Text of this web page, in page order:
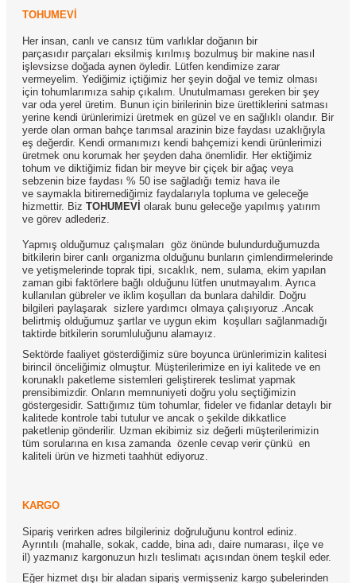
TOHUMEVİ
Her insan, canlı ve cansız tüm varlıklar doğanın bir
parçasıdır parçaları eksilmiş kırılmış bozulmuş bir makine nasıl
işlevsizse doğada aynen öyledir. Lütfen kendimize zarar
vermeyelim. Yediğimiz içtiğimiz her şeyin doğal ve temiz olması
için tohumlarımıza sahip çıkalım. Unutulmaması gereken bir şey
var oda yerel üretim. Bunun için birilerinin bize ürettiklerini satması
yerine kendi ürünlerimizi üretmek en güzel ve en sağlıklı olandır. Bir
yerde olan orman bahçe tarımsal arazinin bize faydası uzaklığıyla
eş değerdir. Kendi ormanımızı kendi bahçemizi kendi ürünlerimizi
üretmek onu korumak her şeyden daha önemlidir. Her ektiğimiz
tohum ve diktiğimiz fidan bir meyve bir çiçek bir ağaç veya
sebzenin bize faydası % 50 ise sağladığı temiz hava ile
ve saymakla bitiremediğimiz faydalarıyla topluma ve geleceğe
hizmettir. Biz TOHUMEVİ olarak bunu geleceğe yapılmış yatırım
ve görev adlederiz.
Yapmış olduğumuz çalışmaları göz önünde bulundurduğumuzda
bitkilerin birer canlı organizma olduğunu bunların çimlendirmelerinde
ve yetişmelerinde toprak tipi, sıcaklık, nem, sulama, ekim yapılan
zaman gibi faktörlere bağlı olduğunu lütfen unutmayalım. Ayrıca
kullanılan gübreler ve iklim koşulları da bunlara dahildir. Doğru
bilgileri paylaşarak sizlere yardımcı olmaya çalışıyoruz .Ancak
belirtmiş olduğumuz şartlar ve uygun ekim
koşulları sağlanmadığı
taktirde bitkilerin sorumluluğunu alamayız.
Sektörde faaliyet gösterdiğimiz süre boyunca ürünlerimizin kalitesi
birincil önceliğimiz olmuştur. Müşterilerimize en iyi kalitede ve en
korunaklı paketleme sistemleri geliştirerek teslimat yapmak
prensibimizdir. Onların memnuniyeti doğru yolu seçtiğimizin
göstergesidir. Sattığımız tüm tohumlar, fideler ve fidanlar detaylı bir
kalitede kontrole tabi tutulur ve ancak o şekilde dikkatlice
paketlenip gönderilir. Uzman ekibimiz siz değerli müşterilerimizin
tüm sorularına en kısa zamanda özenle cevap verir çünkü en
kaliteli ürün ve hizmeti taahhüt ediyoruz.
KARGO
Sipariş verirken adres bilgileriniz doğruluğunu kontrol ediniz.
Ayrıntılı (mahalle, sokak, cadde, bina adı, daire numarası, ilçe ve
il) yazmanız kargonuzun hızlı teslimatı açısından önem teşkil eder.
Eğer hizmet dışı bir aladan sipariş vermişseniz kargo şubelerinden